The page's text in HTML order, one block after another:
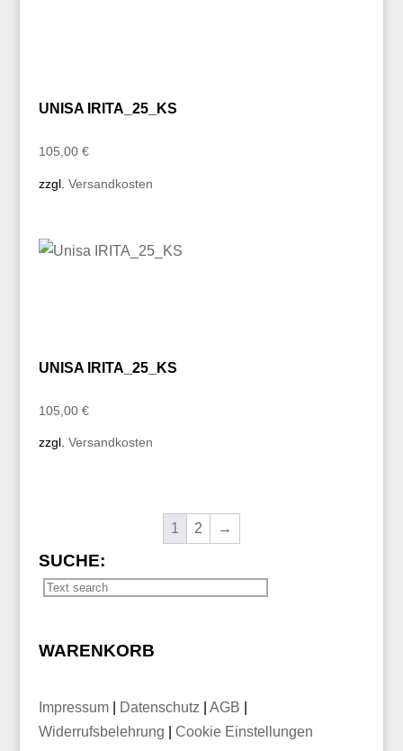
UNISA IRITA_25_KS
105,00 €
zzgl. Versandkosten
UNISA IRITA_25_KS
105,00 €
zzgl. Versandkosten
1 2 →
SUCHE:
WARENKORB
Impressum Datenschutz AGB
Widerrufsbelehrung
Cookie Einstellungen